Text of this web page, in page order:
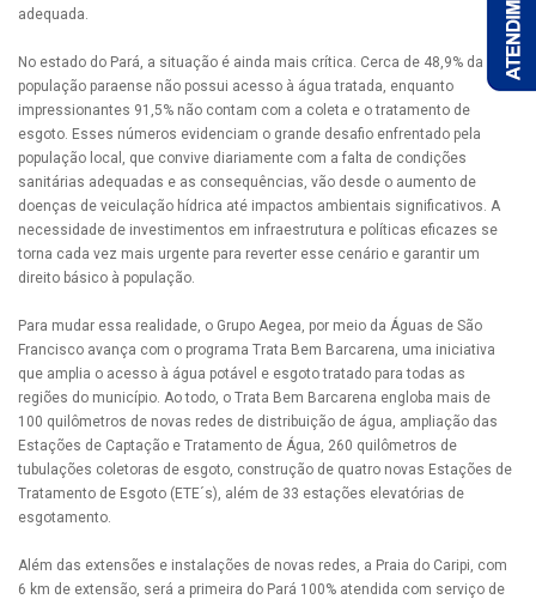
adequada.
No estado do Pará, a situação é ainda mais crítica. Cerca de 48,9% da
população paraense não possui acesso à água tratada, enquanto
impressionantes 91,5% não contam com a coleta e o tratamento de
esgoto. Esses números evidenciam o grande desafio enfrentado pela
população local, que convive diariamente com a falta de condições
sanitárias adequadas e as consequências, vão desde o aumento de
doenças de veiculação hídrica até impactos ambientais significativos. A
necessidade de investimentos em infraestrutura e políticas eficazes se
torna cada vez mais urgente para reverter esse cenário e garantir um
direito básico à população.
Para mudar essa realidade, o Grupo Aegea, por meio da Águas de São
Francisco avança com o programa Trata Bem Barcarena, uma iniciativa
que amplia o acesso à água potável e esgoto tratado para todas as
regiões do município. Ao todo, o Trata Bem Barcarena engloba mais de
100 quilômetros de novas redes de distribuição de água, ampliação das
Estações de Captação e Tratamento de Água, 260 quilômetros de
tubulações coletoras de esgoto, construção de quatro novas Estações de
Tratamento de Esgoto (ETE´s), além de 33 estações elevatórias de
esgotamento.
Além das extensões e instalações de novas redes, a Praia do Caripi, com
6 km de extensão, será a primeira do Pará 100% atendida com serviço de